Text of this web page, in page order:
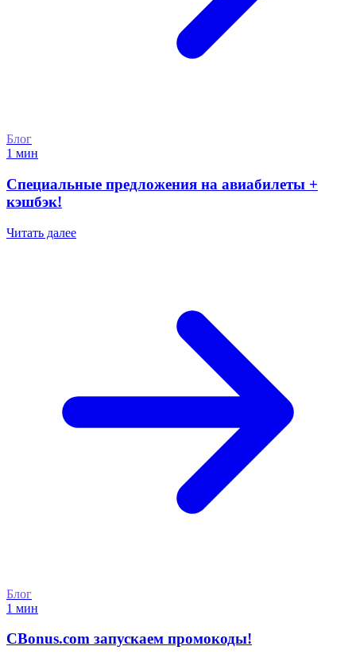
Блог
1 мин
Специальные предложения на авиабилеты +
кэшбэк!
Читать далее
Блог
1 мин
CBonus.com запускаем промокоды!